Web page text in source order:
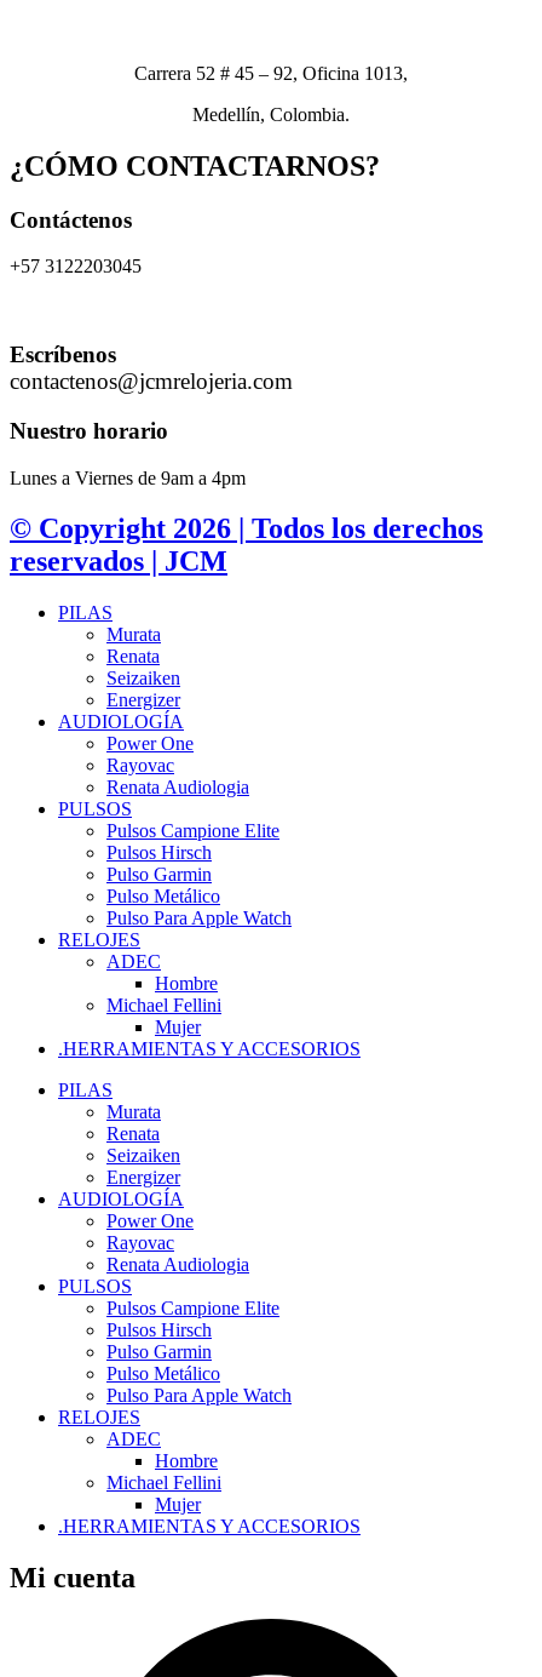
Carrera 52 # 45 – 92, Oficina 1013,
Medellín, Colombia.
¿CÓMO CONTACTARNOS?
Contáctenos
+57 3122203045
Escríbenos
contactenos@jcmrelojeria.com
Nuestro horario
Lunes a Viernes de 9am a 4pm
© Copyright 2026 | Todos los derechos
reservados | JCM
PILAS
Murata
Renata
Seizaiken
Energizer
AUDIOLOGÍA
Power One
Rayovac
Renata Audiologia
PULSOS
Pulsos Campione Elite
Pulsos Hirsch
Pulso Garmin
Pulso Metálico
Pulso Para Apple Watch
RELOJES
ADEC
Hombre
Michael Fellini
Mujer
.HERRAMIENTAS Y ACCESORIOS
PILAS
Murata
Renata
Seizaiken
Energizer
AUDIOLOGÍA
Power One
Rayovac
Renata Audiologia
PULSOS
Pulsos Campione Elite
Pulsos Hirsch
Pulso Garmin
Pulso Metálico
Pulso Para Apple Watch
RELOJES
ADEC
Hombre
Michael Fellini
Mujer
.HERRAMIENTAS Y ACCESORIOS
Mi cuenta